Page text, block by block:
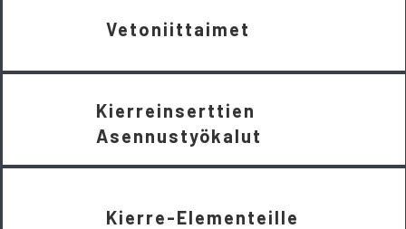
Vetoniittaimet
Kierreinserttien
Asennustyökalut
Kierre-Elementeille